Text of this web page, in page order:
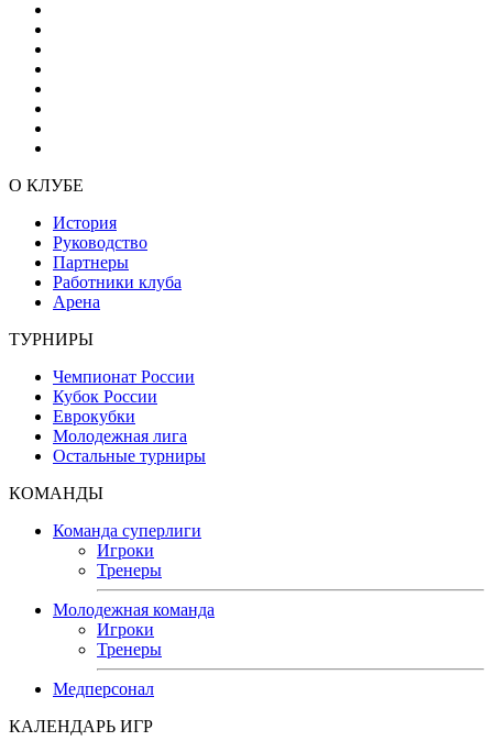
О КЛУБЕ
История
Руководство
Партнеры
Работники клуба
Арена
ТУРНИРЫ
Чемпионат России
Кубок России
Еврокубки
Молодежная лига
Остальные турниры
КОМАНДЫ
Команда суперлиги
Игроки
Тренеры
Молодежная команда
Игроки
Тренеры
Медперсонал
КАЛЕНДАРЬ ИГР